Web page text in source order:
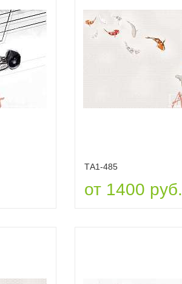
ТА1-485
от 1400 руб.